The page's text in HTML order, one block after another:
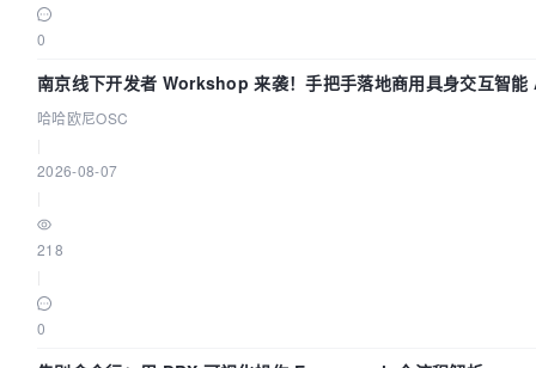
0
南京线下开发者 Workshop 来袭！手把手落地商用具身交互智
哈哈欧尼OSC
2026-08-07
218
0